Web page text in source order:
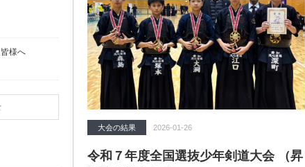
大会の結果 2026-01-26
令和７年度全国選抜少年剣道大会 （昇
様へ